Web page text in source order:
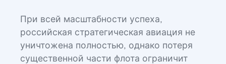
При всей масштабности успеха,
российская стратегическая авиация не
уничтожена полностью, однако потеря
существенной части флота ограничит